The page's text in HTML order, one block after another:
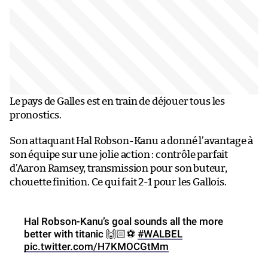
Le pays de Galles est en train de déjouer tous les
pronostics.
Son attaquant Hal Robson-Kanu a donné l’avantage à
son équipe sur une jolie action : contrôle parfait
d’Aaron Ramsey, transmission pour son buteur,
chouette finition. Ce qui fait 2-1 pour les Gallois.
Hal Robson-Kanu’s goal sounds all the more
better with titanic 🙌🏻⚽️ #WALBEL
pic.twitter.com/H7KMOCGtMm